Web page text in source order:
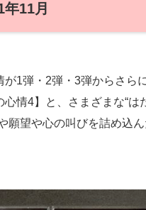
11月
が1弾・2弾・3弾からさら
情4】と、さまざまな“は
願望や心の叫びを詰め込